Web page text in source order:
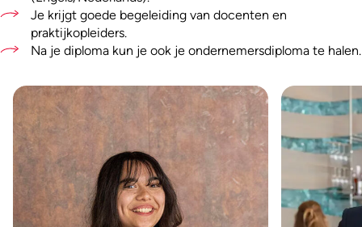
Je krijgt goede begeleiding van docenten en
praktijkopleiders.
Na je diploma kun je ook je ondernemersdiploma te halen.